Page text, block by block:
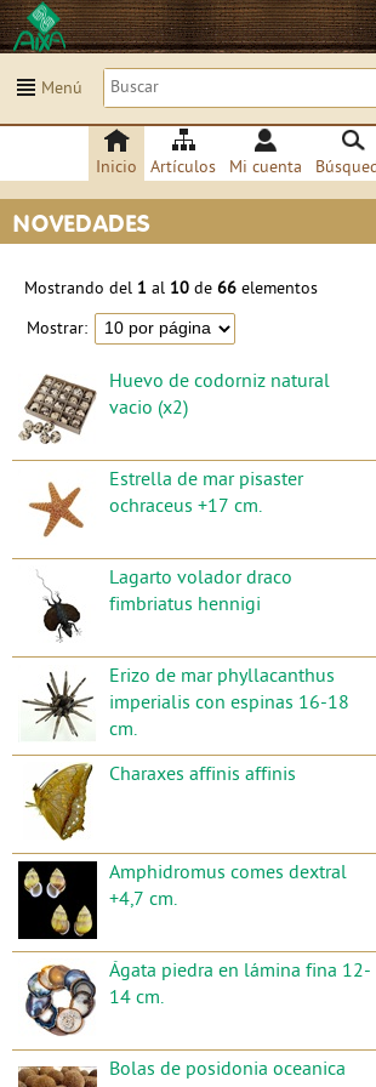
Menú
Inicio Artículos Mi cuenta
NOVEDADES
Mostrando del 1 al 10 de 66 elementos
Mostrar:
Huevo de codorniz natural
vacio (x2)
Estrella de mar pisaster
ochraceus +17 cm.
Lagarto volador draco
fimbriatus hennigi
Erizo de mar phyllacanthus
imperialis con espinas 16-18
cm.
Charaxes affinis affinis
Amphidromus comes dextral
+4,7 cm.
Ágata piedra en lámina fina 12-
14 cm.
Bolas de posidonia oceanica